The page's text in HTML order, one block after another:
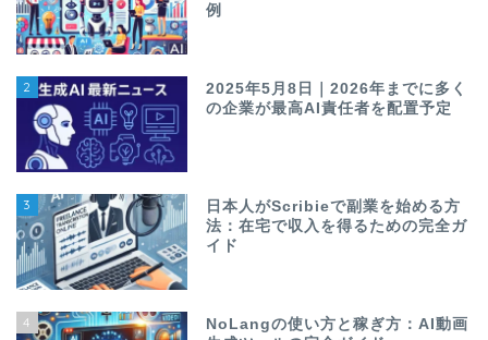
例
2
2025年5月8日｜2026年までに多く
の企業が最高AI責任者を配置予定
3
日本人がScribieで副業を始める方
法：在宅で収入を得るための完全ガ
イド
4
NoLangの使い方と稼ぎ方：AI動画